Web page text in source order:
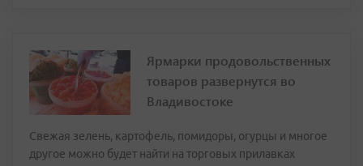
Ярмарки продовольственных
товаров развернутся во
Владивостоке
Свежая зелень, картофель, помидоры, огурцы и многое
другое можно будет найти на торговых прилавках